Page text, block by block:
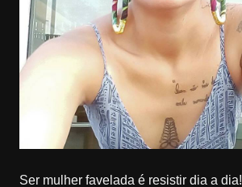
Ser mulher favelada é resistir dia a dia!